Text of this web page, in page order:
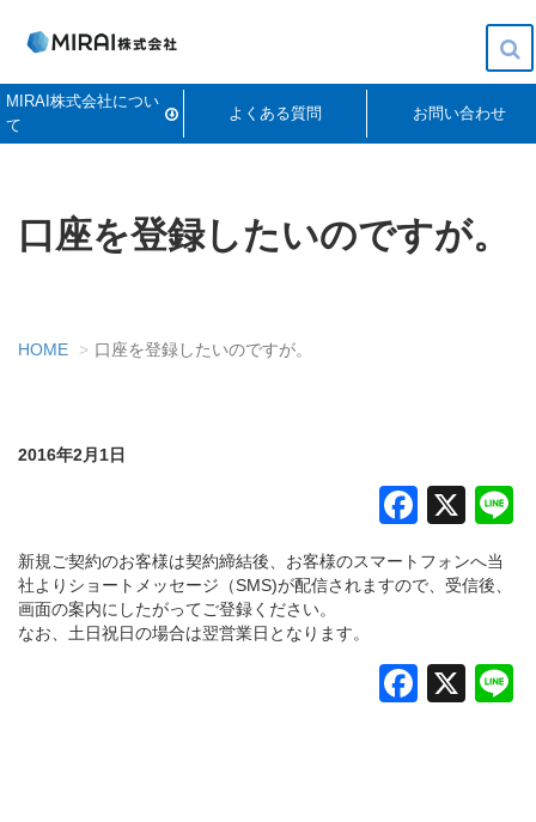
MIRAI株式会社につい
て
よくある質問 お問い合わせ
口座を登録したいのですが。
HOME 口座を登録したいのですが。
2016年2月1日
X
新規ご契約のお客様は契約締結後、お客様のスマートフォンへ当
社よりショートメッセージ（SMS)が配信されますので、受信後、
画面の案内にしたがってご登録ください。
なお、土日祝日の場合は翌営業日となります。
X